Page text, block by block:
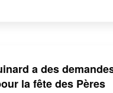
a des
la fête des Pères